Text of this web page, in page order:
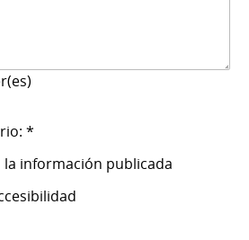
*
la información publicada